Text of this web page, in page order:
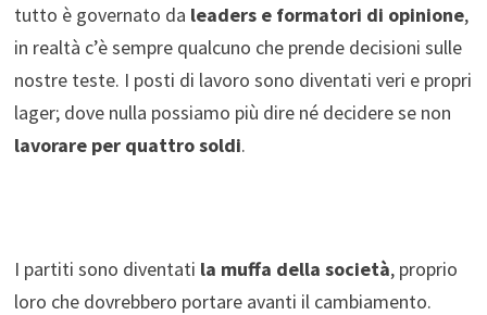
tutto è governato da leaders e formatori di opinione,
in realtà c’è sempre qualcuno che prende decisioni sulle
nostre teste. I posti di lavoro sono diventati veri e propri
lager; dove nulla possiamo più dire né decidere se non
lavorare per quattro soldi.
I partiti sono diventati la muffa della società, proprio
loro che dovrebbero portare avanti il cambiamento.